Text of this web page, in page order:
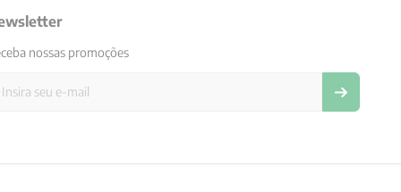
nossas promoções